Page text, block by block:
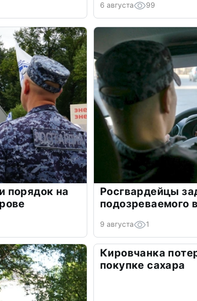
6 августа 99
порядок на
Росгвардейцы
подозреваемого
9 августа 1
Кировчанка
покупке сахара